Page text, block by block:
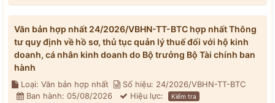
Văn bản hợp nhất 24/2026/VBHN-TT-BTC hợp nhất Thông
tư quy định về hồ sơ, thủ tục quản lý thuế đối với hộ kinh
doanh, cá nhân kinh doanh do Bộ trưởng Bộ Tài chính ban
hành
Loại: Văn bản hợp nhất
Số hiệu: 24/2026/VBHN-TT-BTC
Ban hành: 05/08/2026
Hiệu lực: Kiểm tra